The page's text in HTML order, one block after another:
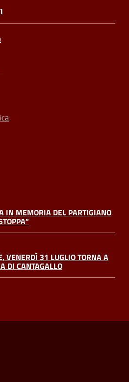
IN MEMORIA DEL PARTIGIANO
VENERDÌ 31 LUGLIO TORNA A
DI CANTAGALLO